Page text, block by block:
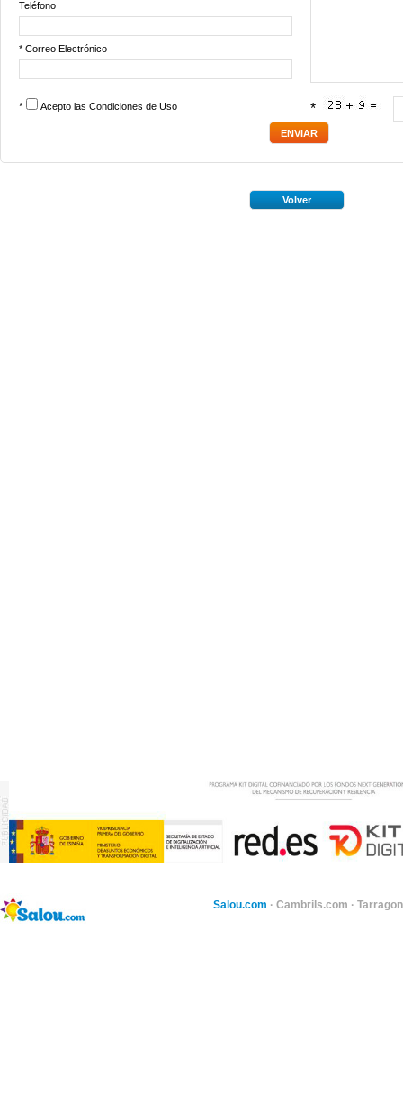
Teléfono
* Correo Electrónico
* Acepto las Condiciones de Uso *
Volver
Salou.com · Cambrils.com ·